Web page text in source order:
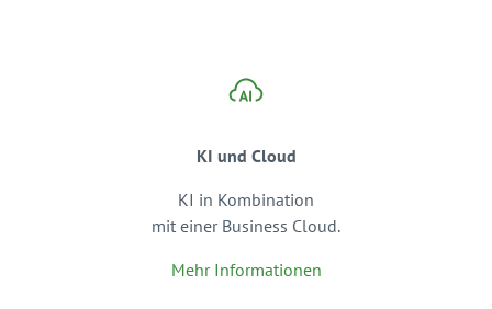
KI und Cloud
KI in Kombination
mit einer Business Cloud.
Mehr Informationen